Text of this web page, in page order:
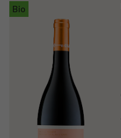
Bio